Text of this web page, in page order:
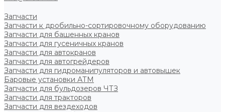
Запчасти
Запчасти к дробильно-сортировочному оборудованию
Запчасти для башенных кранов
Запчасти для гусеничных кранов
Запчасти для автокранов
Запчасти для автогрейдеров
Запчасти для гидроманипуляторов и автовышек
Баровые установки АТМ
Запчасти для бульдозеров ЧТЗ
Запчасти для тракторов
Запчасти для вездеходов